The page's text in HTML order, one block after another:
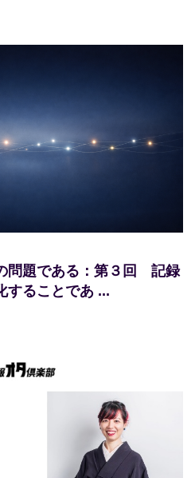
問題である：第３回 記録
することであ ...